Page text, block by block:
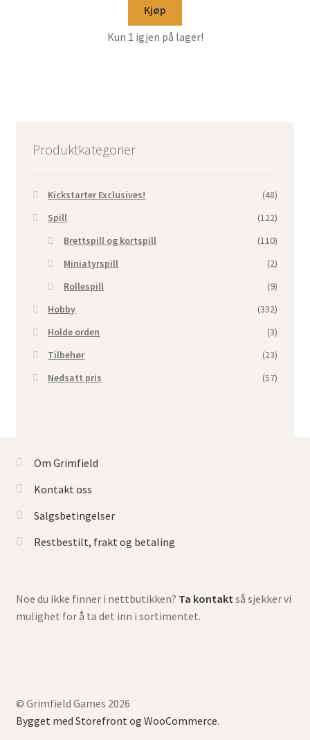
Kjøp
Kun 1 igjen på lager!
Produktkategorier
Kickstarter Exclusives!
(48)
Spill
(122)
Brettspill og kortspill
(110)
Miniatyrspill
(2)
Rollespill
(9)
Hobby
(332)
Holde orden
(3)
Tilbehør
(23)
Nedsatt pris
(57)
Om Grimfield
Kontakt oss
Salgsbetingelser
Restbestilt, frakt og betaling
Noe du ikke finner i nettbutikken? Ta kontakt så sjekker vi
mulighet for å ta det inn i sortimentet.
© Grimfield Games 2026
Bygget med Storefront og WooCommerce.